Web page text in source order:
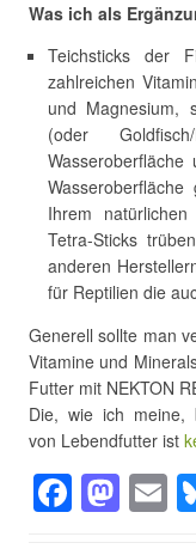
Was ich als
Teichsticks der
zahlreichen
und Magnesium,
(oder
Ihrem
Tetra-Sticks
anderen
für Reptilien die
Generell sollte man
Vitamine und
Futter mit NEKTON
Die, wie ich meine,
von Lebendfutter ist
F M E